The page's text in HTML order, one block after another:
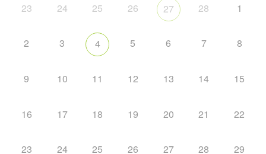
23 24 25 26 27 28 1
2 3 4 5 6 7 8
9 10 11 12 13 14 15
16 17 18 19 20 21 22
23 24 25 26 27 28 29